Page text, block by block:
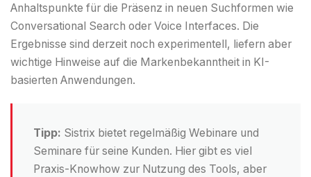
Anhaltspunkte für die Präsenz in neuen Suchformen wie
Conversational Search oder Voice Interfaces. Die
Ergebnisse sind derzeit noch experimentell, liefern aber
wichtige Hinweise auf die Markenbekanntheit in KI-
basierten Anwendungen.
Tipp: Sistrix bietet regelmäßig Webinare und
Seminare für seine Kunden. Hier gibt es viel
Praxis-Knowhow zur Nutzung des Tools, aber